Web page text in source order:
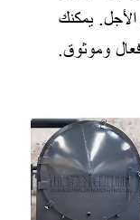
الأجل. يمكنك
فعال وموثوق.